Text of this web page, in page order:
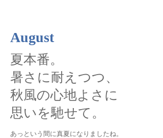
August
夏本番。
暑さに耐えつつ、
秋風の心地よさに
思いを馳せて。
あっという間に真夏になりましたね。